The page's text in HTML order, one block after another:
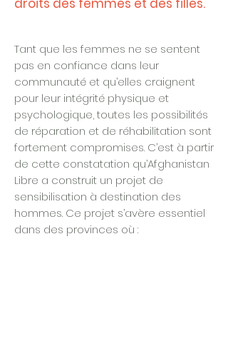
droits des femmes et des filles.
Tant que les femmes ne se sentent
pas en confiance dans leur
communauté et qu’elles craignent
pour leur intégrité physique et
psychologique, toutes les possibilités
de réparation et de réhabilitation sont
fortement compromises. C’est à partir
de cette constatation qu’Afghanistan
Libre a construit un projet de
sensibilisation à destination des
hommes. Ce projet s’avère essentiel
dans des provinces où :